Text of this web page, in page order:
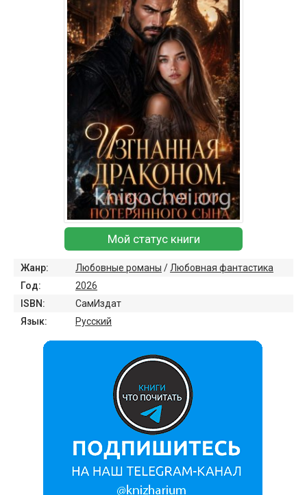
Мой статус книги
Жанр: Любовные романы /Любовная фантастика
Год:
2026
ISBN:
СамИздат
Язык:
Русский